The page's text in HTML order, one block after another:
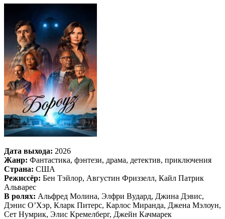
Дата выхода: 2026
Жанр: Фантастика, фэнтези, драма, детектив, приключения
Страна: США
Режиссёр: Бен Тэйлор, Августин Фриззелл, Кайл Патрик
Альварес
В ролях: Альфред Молина, Элфри Вудард, Джина Дэвис,
Дэнис О’Хэр, Кларк Питерс, Карлос Миранда, Джена Мэлоун,
Сет Нумрик, Элис Кремелберг, Джейн Качмарек